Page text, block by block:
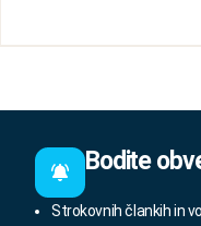
Bodite
Strokovnih člankih in